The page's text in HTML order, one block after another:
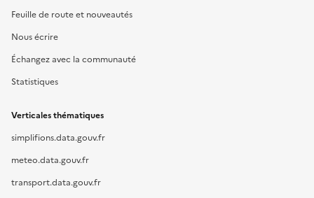
Feuille de route et nouveautés
Nous écrire
Échangez avec la communauté
Statistiques
Verticales thématiques
simplifions.data.gouv.fr
meteo.data.gouv.fr
transport.data.gouv.fr